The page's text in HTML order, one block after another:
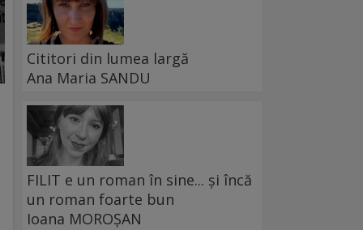
Cititori din lumea largă
Ana Maria SANDU
FILIT e un roman în sine... și încă
un roman foarte bun
Ioana MOROȘAN